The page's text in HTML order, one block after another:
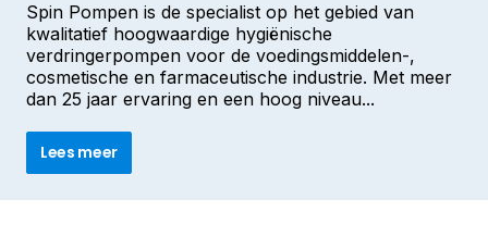
Spin Pompen is de specialist op het gebied van
kwalitatief hoogwaardige hygiënische
verdringerpompen voor de voedingsmiddelen-,
cosmetische en farmaceutische industrie. Met meer
dan 25 jaar ervaring en een hoog niveau...
Lees meer